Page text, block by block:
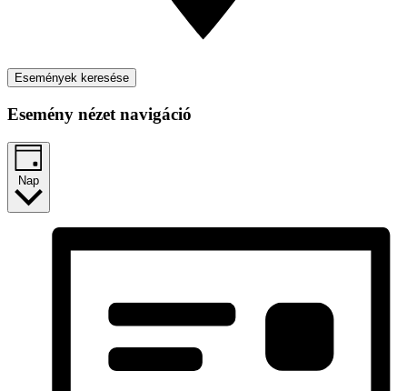
Események keresése
Esemény nézet navigáció
Nap